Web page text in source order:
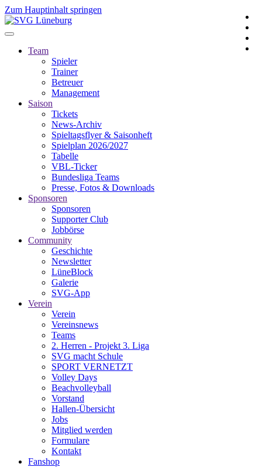
Zum Hauptinhalt springen
Team
Spieler
Trainer
Betreuer
Management
Saison
Tickets
News-Archiv
Spieltagsflyer & Saisonheft
Spielplan 2026/2027
Tabelle
VBL-Ticker
Bundesliga Teams
Presse, Fotos & Downloads
Sponsoren
Sponsoren
Supporter Club
Jobbörse
Community
Geschichte
Newsletter
LüneBlock
Galerie
SVG-App
Verein
Verein
Vereinsnews
Teams
2. Herren - Projekt 3. Liga
SVG macht Schule
SPORT VERNETZT
Volley Days
Beachvolleyball
Vorstand
Hallen-Übersicht
Jobs
Mitglied werden
Formulare
Kontakt
Fanshop